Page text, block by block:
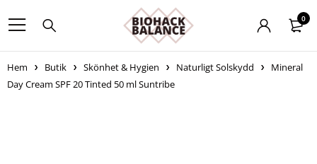
0
Hem Butik Skönhet & Hygien Naturligt Solskydd
Mineral
Day Cream SPF 20 Tinted 50 ml Suntribe